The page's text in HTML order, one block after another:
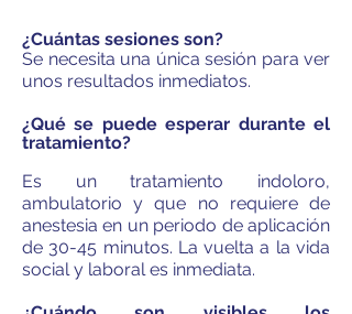
¿Cuántas sesiones son?
Se necesita una única sesión para ver
unos resultados inmediatos.
¿Qué se puede esperar durante el
tratamiento?
Es un tratamiento indoloro,
ambulatorio y que no requiere de
anestesia en un periodo de aplicación
de 30-45 minutos. La vuelta a la vida
social y laboral es inmediata.